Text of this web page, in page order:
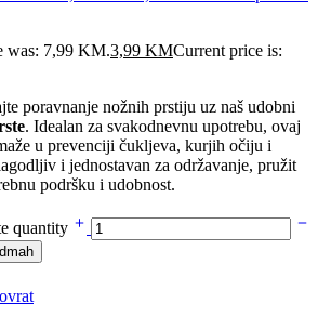
was: 7,99 KM.3,99 KMCurrent price is:
poravnanje nožnih prstiju uz naš udobni
. Idealan za svakodnevnu upotrebu, ovaj
u prevenciji čukljeva, kurjih očiju i
i jednostavan za održavanje, pružit
podršku i udobnost.
quantity